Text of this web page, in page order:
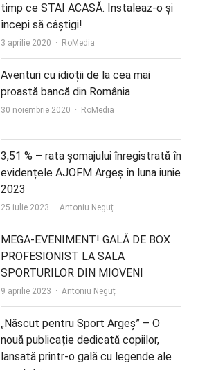
timp ce STAI ACASĂ. Instaleaz-o și
începi să câștigi!
3 aprilie 2020 Author
RoMedia
Aventuri cu idioții de la cea mai
proastă bancă din România
30 noiembrie 2020 Author
RoMedia
3,51 % – rata șomajului înregistrată în
evidențele AJOFM Argeș în luna iunie
2023
25 iulie 2023 Author
Antoniu Neguț
MEGA-EVENIMENT! GALĂ DE BOX
PROFESIONIST LA SALA
SPORTURILOR DIN MIOVENI
9 aprilie 2023 Author
Antoniu Neguț
„Născut pentru Sport Argeș” – O
nouă publicație dedicată copiilor,
lansată printr-o gală cu legende ale